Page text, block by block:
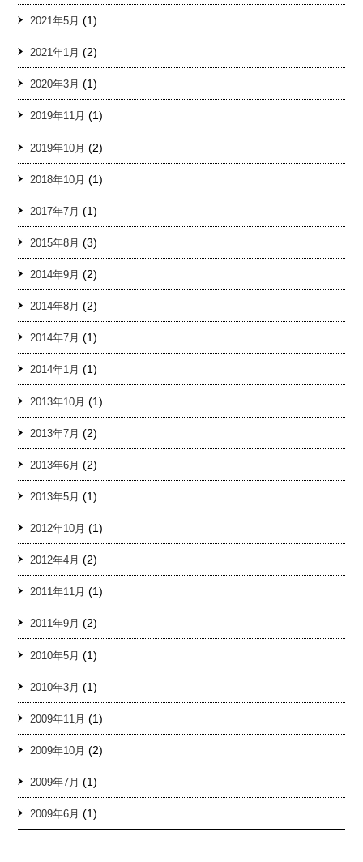
2021年5月 (1)
2021年1月 (2)
2020年3月 (1)
2019年11月 (1)
2019年10月 (2)
2018年10月 (1)
2017年7月 (1)
2015年8月 (3)
2014年9月 (2)
2014年8月 (2)
2014年7月 (1)
2014年1月 (1)
2013年10月 (1)
2013年7月 (2)
2013年6月 (2)
2013年5月 (1)
2012年10月 (1)
2012年4月 (2)
2011年11月 (1)
2011年9月 (2)
2010年5月 (1)
2010年3月 (1)
2009年11月 (1)
2009年10月 (2)
2009年7月 (1)
2009年6月 (1)